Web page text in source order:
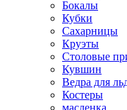
Бокалы
Кубки
Сахарницы
Круэты
Столовые
Кувшин
Ведра для
Костеры
масленка